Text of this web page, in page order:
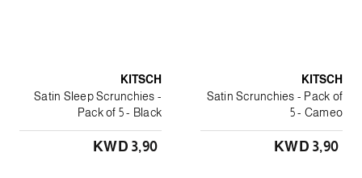
KITSCH
Satin Scrunchies - Pack of
5 - Cameo
KWD 3٫90
KITSCH
Satin Sleep Scrunchies -
Pack of 5 - Black
KWD 3٫90